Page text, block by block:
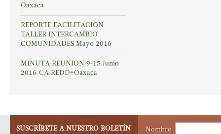
Oaxaca
REPORTE FACILITACION
TALLER INTERCAMBIO
COMUNIDADES Mayo 2016
MINUTA REUNION 9-15 Junio
2016-CA REDD+Oaxaca
SUSCRÍBETE A NUESTRO BOLETÍN Nombre